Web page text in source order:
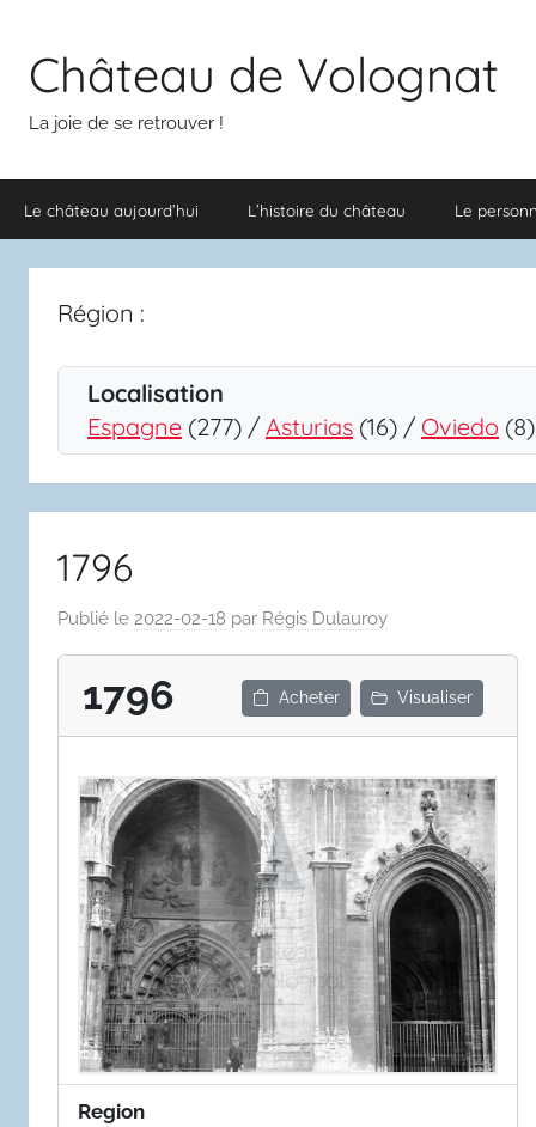
contenuChâteau de Volognat
La joie de se retrouver !
Le château aujourd’hui L’histoire du château Le
Région :
Localisation
Espagne (277) / Asturias (16) / Oviedo (8)
1796
Publié le 2022-02-18 par Régis Dulauroy
1796 Acheter Visualiser
Region